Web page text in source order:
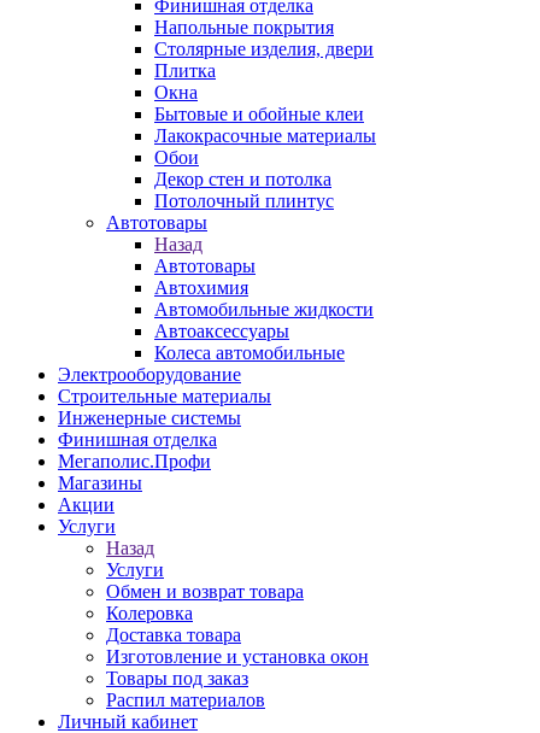
Финишная отделка
Напольные покрытия
Столярные изделия, двери
Плитка
Окна
Бытовые и обойные клеи
Лакокрасочные материалы
Обои
Декор стен и потолка
Потолочный плинтус
Автотовары
Назад
Автотовары
Автохимия
Автомобильные жидкости
Автоаксессуары
Колеса автомобильные
Электрооборудование
Строительные материалы
Инженерные системы
Финишная отделка
Мегаполис.Профи
Магазины
Акции
Услуги
Назад
Услуги
Обмен и возврат товара
Колеровка
Доставка товара
Изготовление и установка окон
Товары под заказ
Распил материалов
Личный кабинет